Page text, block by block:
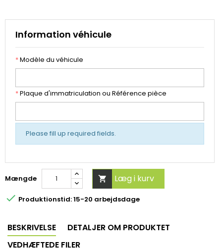
Information véhicule
*Modèle du véhicule
*Plaque d'immatriculation ou Référence pièce
Please fill up required fields.
Mængde  Læg i kurv
 Produktionstid: 15-20 arbejdsdage
BESKRIVELSE
DETALJER OM PRODUKTET
VEDHÆFTEDE FILER